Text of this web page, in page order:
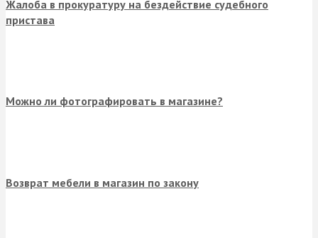
Жалоба в прокуратуру на бездействие судебного
пристава
Можно ли фотографировать в магазине?
Возврат мебели в магазин по закону